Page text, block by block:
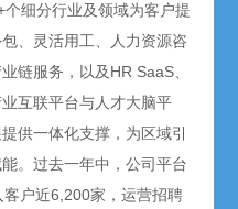
细分行业及领域为客户提
、灵活用工、人力资源咨
链服务，以及HR SaaS、
互联平台与人才大脑平
供一体化支撑，为区域引
。过去一年中，公司平台
户近6,200家，运营招聘